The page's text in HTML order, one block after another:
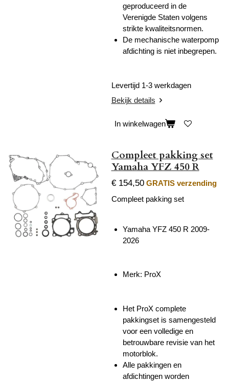
geproduceerd in de
Verenigde Staten volgens
strikte kwaliteitsnormen.
De mechanische waterpomp
afdichting is niet inbegrepen.
Levertijd 1-3 werkdagen
Bekijk details
In winkelwagen
Compleet pakking set
Yamaha YFZ 450 R
€ 154,50 GRATIS verzending
Compleet pakking set
Yamaha YFZ 450 R 2009-
2026
Merk: ProX
Het ProX complete
pakkingset is samengesteld
voor een volledige en
betrouwbare revisie van het
motorblok.
Alle pakkingen en
afdichtingen worden